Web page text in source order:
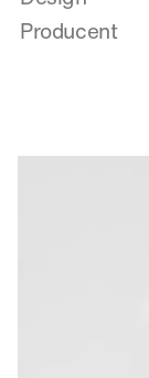
45
Producent